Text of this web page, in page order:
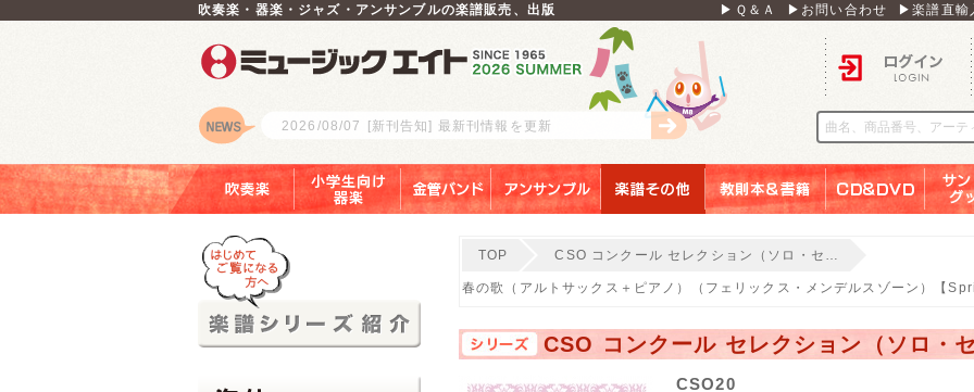
吹奏楽・器楽・ジャズ・アンサンブルの楽譜販売、出版 ▶Ｑ＆Ａ ▶お問い合わせ ▶楽譜直輸
ロゴ
2026/08/07 [新刊告知] 最新刊情報を更新
TOP CSO コンクール セレクション（ソロ・セ…
春の歌（アルトサックス＋ピアノ）（フェリックス・メンデルスゾーン）【
CSO コンクール セレクション（ソロ・
CSO20